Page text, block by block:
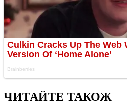
ЧИТАЙТЕ ТАКОЖ